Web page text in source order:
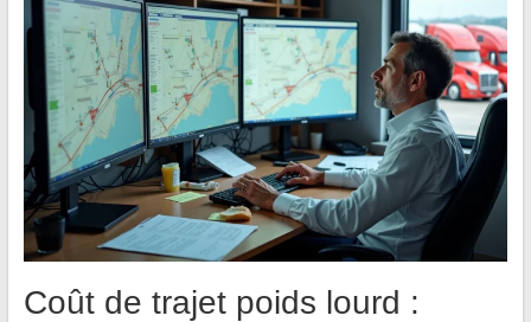
Coût de trajet poids lourd :